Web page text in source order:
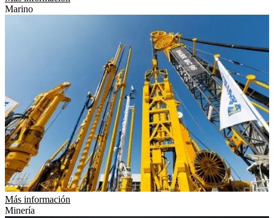
Marino
Más información
Minería